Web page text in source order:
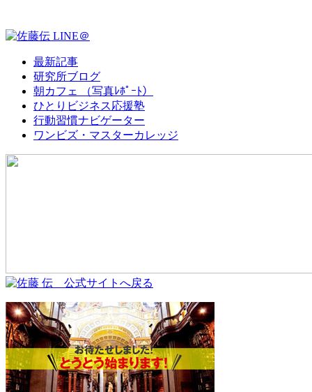
最新記事
研究所ブログ
朝カフェ （写真ﾚﾎﾟｰﾄ）
ひとりビジネス応援塾
行動習慣ナビゲーター
ワンビズ・マスターカレッジ